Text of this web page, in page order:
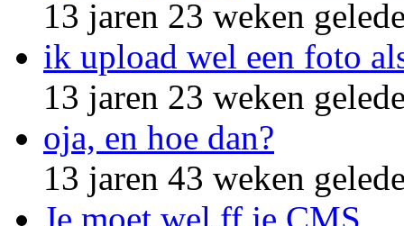
13 jaren 23 weken
ik upload wel een foto
13 jaren 23 weken
oja, en hoe dan?
13 jaren 43 weken